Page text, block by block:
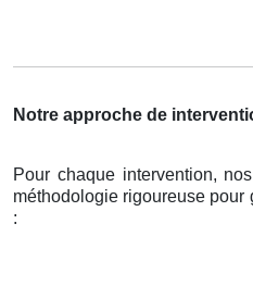
Notre approche de
Pour chaque intervention,
méthodologie rigoureuse pour
: